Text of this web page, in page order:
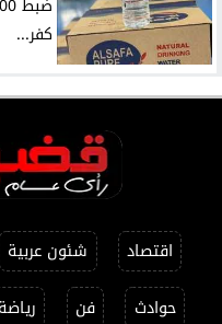
كفر...
اقتصاد شئون عربية
حوادث
فن رياضة